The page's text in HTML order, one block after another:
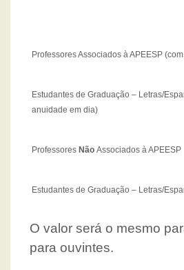
Professores Associados à APEESP
Estudantes de Graduação – Letras/
anuidade em dia)
Professores Não Associados à APEESP
Estudantes de Graduação – Letras/
O valor será o mesmo
para ouvintes.